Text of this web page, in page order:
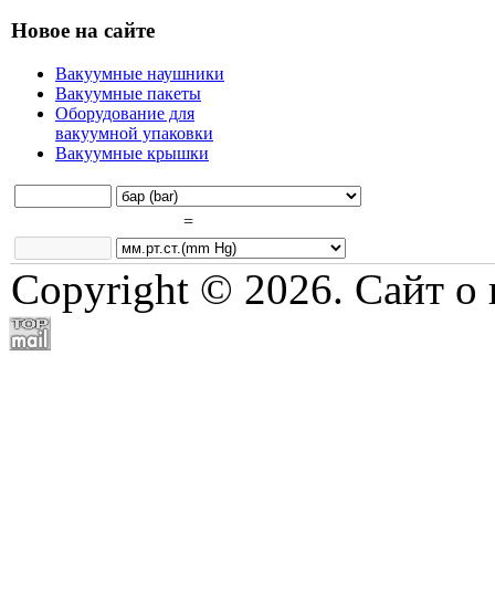
Новое на сайте
Вакуумные наушники
Вакуумные пакеты
Оборудование для
вакуумной упаковки
Вакуумные крышки
=
Copyright © 2026. Сайт о